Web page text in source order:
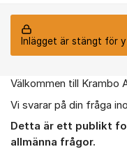
Inlägget är stängt för
Om forumet
Välkommen till Krambo
Vi svarar på din fråga
Detta är ett publikt
allmänna frågor.